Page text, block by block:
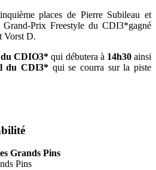
places de Pierre Subileau et
Prix Freestyle du CDI3*gagné
Vorst D.
CDIO3* qui débutera à 14h30ainsi
du CDI3* qui se courra sur la piste
Grands Pins
Pins